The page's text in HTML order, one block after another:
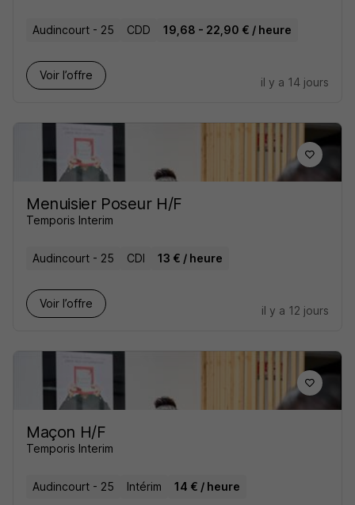
Audincourt - 25 CDD 19,68 - 22,90 € / heure
Voir l’offre
il y a 14 jours
Menuisier Poseur H/F
Temporis Interim
Audincourt - 25 CDI 13 € / heure
Voir l’offre
il y a 12 jours
Maçon H/F
Temporis Interim
Audincourt - 25 Intérim 14 € / heure